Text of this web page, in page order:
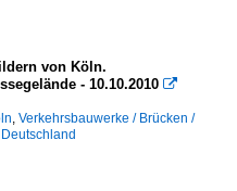
von Köln.
- 10.10.2010 
, Verkehrsbauwerke / Brücken /